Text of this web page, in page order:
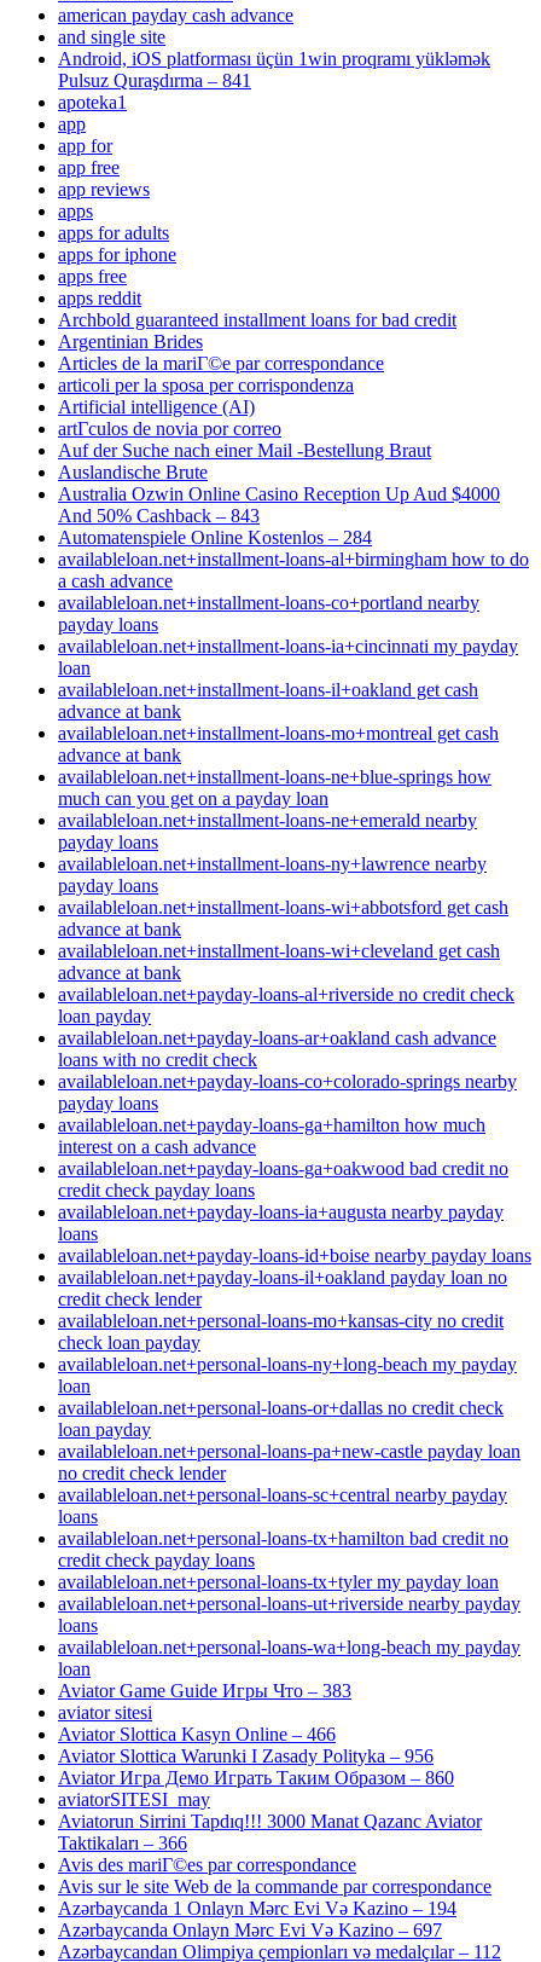
american payday cash advance
and single site
Android, iOS platforması üçün 1win proqramı yükləmək
Pulsuz Quraşdırma – 841
apoteka1
app
app for
app free
app reviews
apps
apps for adults
apps for iphone
apps free
apps reddit
Archbold guaranteed installment loans for bad credit
Argentinian Brides
Articles de la mariГ©e par correspondance
articoli per la sposa per corrispondenza
Artificial intelligence (AI)
artГ­culos de novia por correo
Auf der Suche nach einer Mail -Bestellung Braut
Auslandische Brute
Australia Ozwin Online Casino Reception Up Aud $4000
And 50% Cashback – 843
Automatenspiele Online Kostenlos – 284
availableloan.net+installment-loans-al+birmingham how to do
a cash advance
availableloan.net+installment-loans-co+portland nearby
payday loans
availableloan.net+installment-loans-ia+cincinnati my payday
loan
availableloan.net+installment-loans-il+oakland get cash
advance at bank
availableloan.net+installment-loans-mo+montreal get cash
advance at bank
availableloan.net+installment-loans-ne+blue-springs how
much can you get on a payday loan
availableloan.net+installment-loans-ne+emerald nearby
payday loans
availableloan.net+installment-loans-ny+lawrence nearby
payday loans
availableloan.net+installment-loans-wi+abbotsford get cash
advance at bank
availableloan.net+installment-loans-wi+cleveland get cash
advance at bank
availableloan.net+payday-loans-al+riverside no credit check
loan payday
availableloan.net+payday-loans-ar+oakland cash advance
loans with no credit check
availableloan.net+payday-loans-co+colorado-springs nearby
payday loans
availableloan.net+payday-loans-ga+hamilton how much
interest on a cash advance
availableloan.net+payday-loans-ga+oakwood bad credit no
credit check payday loans
availableloan.net+payday-loans-ia+augusta nearby payday
loans
availableloan.net+payday-loans-id+boise nearby payday loans
availableloan.net+payday-loans-il+oakland payday loan no
credit check lender
availableloan.net+personal-loans-mo+kansas-city no credit
check loan payday
availableloan.net+personal-loans-ny+long-beach my payday
loan
availableloan.net+personal-loans-or+dallas no credit check
loan payday
availableloan.net+personal-loans-pa+new-castle payday loan
no credit check lender
availableloan.net+personal-loans-sc+central nearby payday
loans
availableloan.net+personal-loans-tx+hamilton bad credit no
credit check payday loans
availableloan.net+personal-loans-tx+tyler my payday loan
availableloan.net+personal-loans-ut+riverside nearby payday
loans
availableloan.net+personal-loans-wa+long-beach my payday
loan
Aviator Game Guide Игры Что – 383
aviator sitesi
Aviator Slottica Kasyn Online – 466
Aviator Slottica Warunki I Zasady Polityka – 956
Aviator Игра Демо Играть Таким Образом – 860
aviatorSITESI_may
Aviatorun Sirrini Tapdıq!!! 3000 Manat Qazanc Aviator
Taktikaları – 366
Avis des mariГ©es par correspondance
Avis sur le site Web de la commande par correspondance
Azərbaycanda 1 Onlayn Mərc Evi Və Kazino – 194
Azərbaycanda Onlayn Mərc Evi Və Kazino – 697
Azərbaycandan Olimpiya çempionları və medalçılar – 112